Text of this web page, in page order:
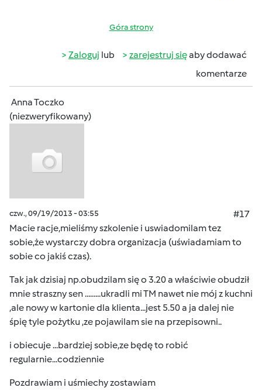
Góra strony
Zaloguj lub zarejestruj sięaby dodawać
komentarze
Anna Toczko
(niezweryfikowany)
czw., 09/19/2013 - 03:55
#17
Macie racje,mieliśmy szkolenie i uswiadomilam tez
sobie,że wystarczy dobra organizacja (uświadamiam to
sobie co jakiś czas).
Tak jak dzisiaj np.obudzilam się o 3.20 a właściwie obudził
mnie straszny sen .........ukradli mi TM nawet nie mój z kuchni
,ale nowy w kartonie dla klienta...jest 5.50 a ja dalej nie
śpię tyle pożytku ,ze pojawilam sie na przepisowni..
i obiecuje ...bardziej sobie,ze będę to robić
regularnie...codziennie
Pozdrawiam i uśmiechy zostawiam